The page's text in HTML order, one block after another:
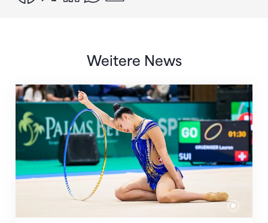
Weitere News
Nächster Halt: Weltmeisterschaft